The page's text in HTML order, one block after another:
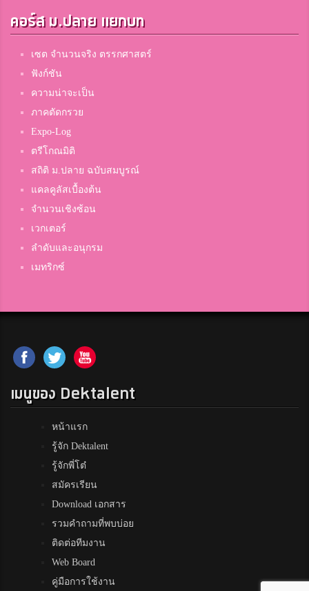
คอร์ส ม.ปลาย แยกบท
เซต จำนวนจริง ตรรกศาสตร์
ฟังก์ชัน
ความน่าจะเป็น
ภาคตัดกรวย
Expo-Log
ตรีโกณมิติ
สถิติ ม.ปลาย ฉบับสมบูรณ์
แคลคูลัสเบื้องต้น
จำนวนเชิงซ้อน
เวกเตอร์
ลำดับและอนุกรม
เมทริกซ์
เมนูของ Dektalent
หน้าแรก
รู้จัก Dektalent
รู้จักพี่โต๋
สมัครเรียน
Download เอกสาร
รวมคำถามที่พบบ่อย
ติดต่อทีมงาน
Web Board
คู่มือการใช้งาน